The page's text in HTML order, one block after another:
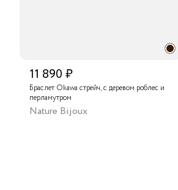
11 890 ₽
Браслет Okawa стрейч, с деревом роблес и
перламутром
Nature Bijoux